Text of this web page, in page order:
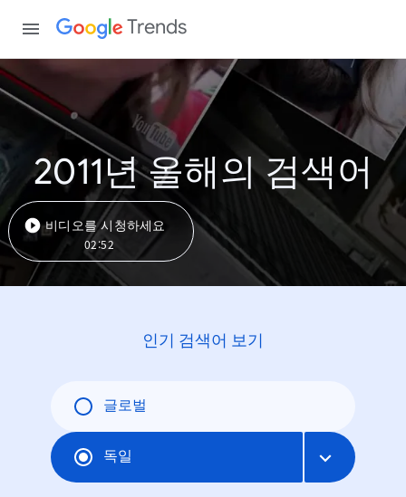
Trends
2011년 올해의 검색어
비디오를 시청하세요
02:52
인기 검색어 보기
글로벌
독일